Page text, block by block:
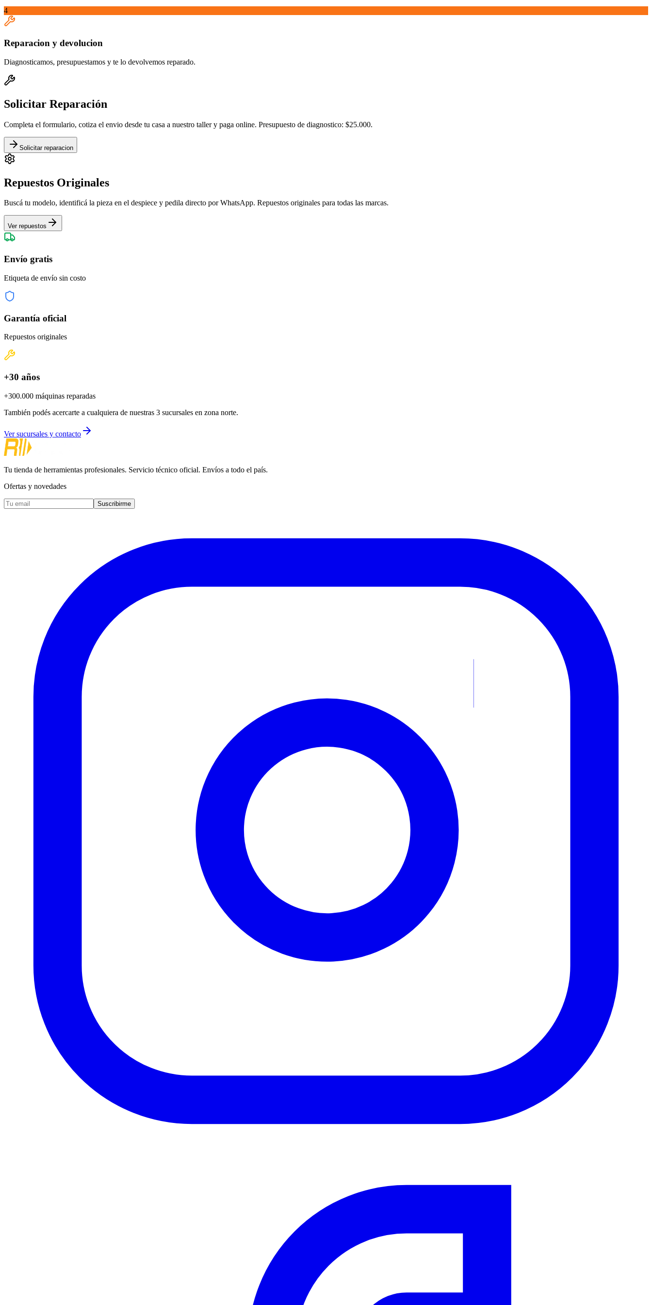
4
Reparacion y devolucion
Diagnosticamos, presupuestamos y te lo devolvemos reparado.
Solicitar Reparación
Completa el formulario, cotiza el envio desde tu casa a nuestro taller y paga online. Presupuesto de diagnostico: $25.000.
Solicitar reparacion
Repuestos Originales
Buscá tu modelo, identificá la pieza en el despiece y pedila directo por WhatsApp. Repuestos originales para todas las marcas.
Ver repuestos
Envío gratis
Etiqueta de envío sin costo
Garantía oficial
Repuestos originales
+30 años
+300.000 máquinas reparadas
También podés acercarte a cualquiera de nuestras 3 sucursales en zona norte.
Ver sucursales y contacto
Tu tienda de herramientas profesionales. Servicio técnico oficial. Envíos a todo el país.
Ofertas y novedades
Suscribirme